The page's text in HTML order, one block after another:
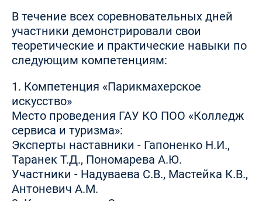
В течение всех соревновательных дней
участники демонстрировали свои
теоретические и практические навыки по
следующим компетенциям:
1. Компетенция «Парикмахерское
искусство»
Место проведения ГАУ КО ПОО «Колледж
сервиса и туризма»:
Эксперты наставники - Гапоненко Н.И.,
Таранек Т.Д., Пономарева А.Ю.
Участники - Надуваева С.В., Мастейка К.В.,
Антоневич А.М.